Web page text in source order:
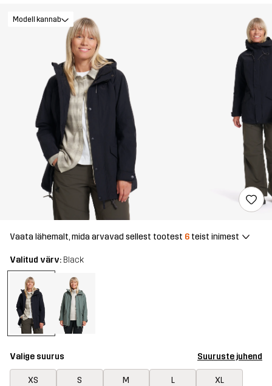
Modell kannab
Vaata lähemalt, mida arvavad sellest tootest 6 teist inimest
Valitud värv: Black
Valige suurus Suuruste juhend
XS S M L XL